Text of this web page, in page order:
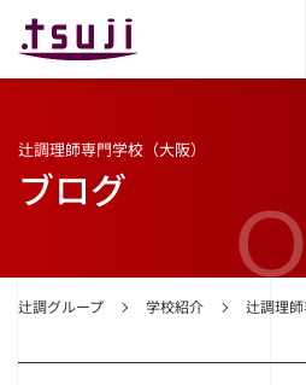
辻調グループ 学校紹介 辻調理師
辻調理師専門学校（大阪）
ブログ